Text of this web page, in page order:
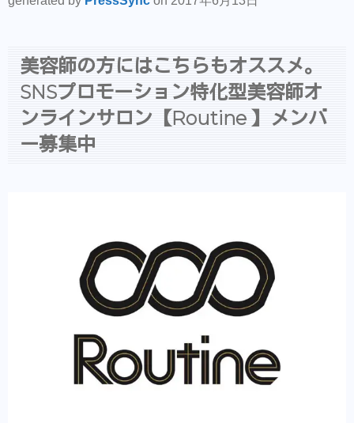
美容師の方にはこちらもオススメ。
SNSプロモーション特化型美容師オ
ンラインサロン【Routine 】メンバ
ー募集中